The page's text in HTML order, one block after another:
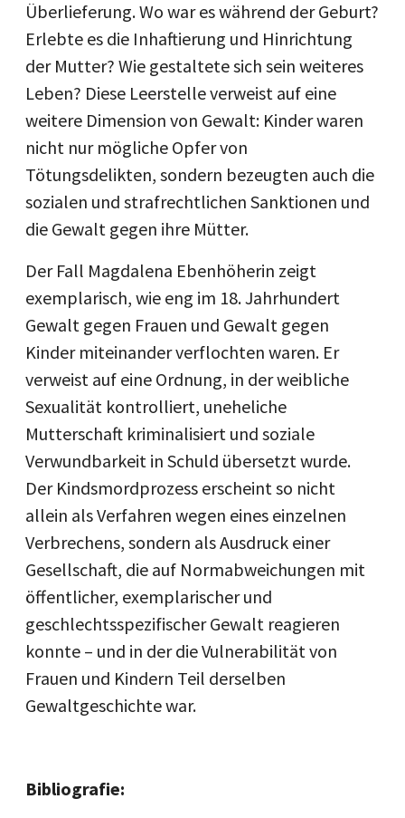
Überlieferung. Wo war es während der Geburt?
Erlebte es die Inhaftierung und Hinrichtung
der Mutter? Wie gestaltete sich sein weiteres
Leben? Diese Leerstelle verweist auf eine
weitere Dimension von Gewalt: Kinder waren
nicht nur mögliche Opfer von
Tötungsdelikten, sondern bezeugten auch die
sozialen und strafrechtlichen Sanktionen und
die Gewalt gegen ihre Mütter.
Der Fall Magdalena Ebenhöherin zeigt
exemplarisch, wie eng im 18. Jahrhundert
Gewalt gegen Frauen und Gewalt gegen
Kinder miteinander verflochten waren. Er
verweist auf eine Ordnung, in der weibliche
Sexualität kontrolliert, uneheliche
Mutterschaft kriminalisiert und soziale
Verwundbarkeit in Schuld übersetzt wurde.
Der Kindsmordprozess erscheint so nicht
allein als Verfahren wegen eines einzelnen
Verbrechens, sondern als Ausdruck einer
Gesellschaft, die auf Normabweichungen mit
öffentlicher, exemplarischer und
geschlechtsspezifischer Gewalt reagieren
konnte – und in der die Vulnerabilität von
Frauen und Kindern Teil derselben
Gewaltgeschichte war.
Bibliografie: